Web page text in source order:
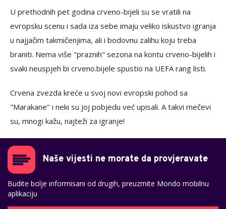
U prethodnih pet godina crveno-bijeli su se vratili na
evropsku scenu i sada iza sebe imaju veliko iskustvo igranja
u najjačim takmičenjima, ali i bodovnu zalihu koju treba
braniti. Nema više "praznih" sezona na kontu crveno-bijelih i
svaki neuspjeh bi crveno.bijele spustio na UEFA rang listi.
Crvena zvezda kreće u svoj novi evropski pohod sa
"Marakane" i neki su joj pobjedu već upisali. A takvi mečevi
su, mnogi kažu, najteži za igranje!
Naše vijesti ne morate da provjeravate
Budite bolje informisani od drugih, preuzmite Mondo mobilnu
aplikaciju